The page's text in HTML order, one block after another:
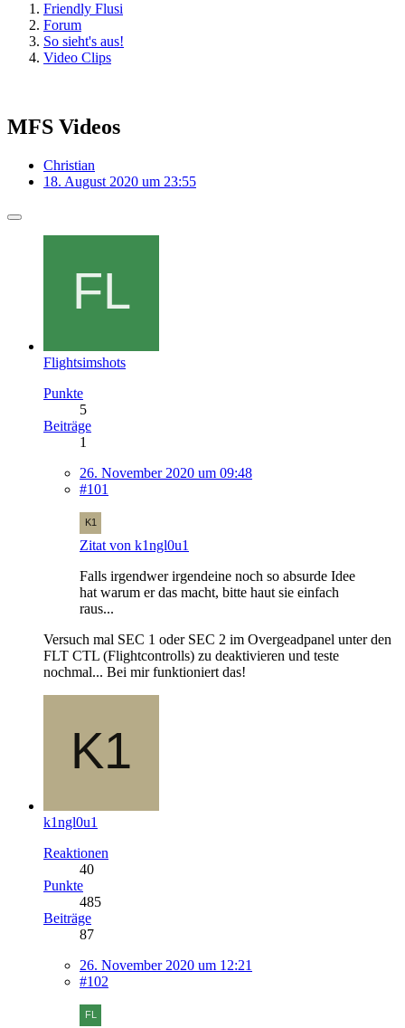
Friendly Flusi
Forum
So sieht's aus!
Video Clips
MFS Videos
Christian
18. August 2020 um 23:55
Flightsimshots
Punkte
5
Beiträge
1
26. November 2020 um 09:48
#101
Zitat von k1ngl0u1
Falls irgendwer irgendeine noch so absurde Idee
hat warum er das macht, bitte haut sie einfach
raus...
Versuch mal SEC 1 oder SEC 2 im Overgeadpanel unter den
FLT CTL (Flightcontrolls) zu deaktivieren und teste
nochmal... Bei mir funktioniert das!
k1ngl0u1
Reaktionen
40
Punkte
485
Beiträge
87
26. November 2020 um 12:21
#102